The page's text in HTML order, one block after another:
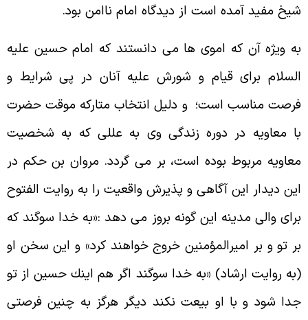
مفيد آمده است از ديدگاه امام ناامن بود.
ويژه آن كه اموى ها مى دانستند كه امام حسين عليه
براى قيام و شورش عليه آنان در پى شرايط و
مناسب است؛و دليل انتخاب متاركه موقت حضرت
معاويه در دوره زندگى وى به عللى كه به شخصيت
مربوط بوده است، بر مى گردد. مروان بن حكم در
ديدار اين آگاهى و پذيرش واقعيت را به روايت الفتوح
والی مدینه اين گونه بروز مى دهد :«به خدا سوگند كه
تو و بر اميرالمؤمنين خروج خواهند كرد» و اين سخن او
روايت ارشاد) «به خدا سوگند اگر هم اينك حسين از تو
شود و با او بيعت نكند ديگر هرگز به چنين فرصتى